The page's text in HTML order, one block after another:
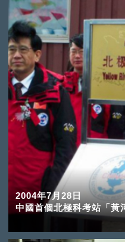
2004年7月28日
中國首個北極科考站「黃